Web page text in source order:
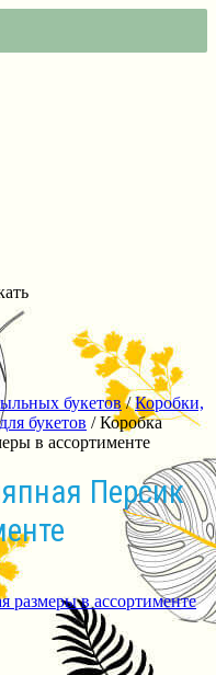
букетов/Коробки,
букетов / Коробка
в ассортименте
Персик